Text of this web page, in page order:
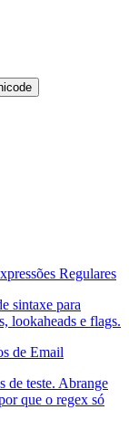
Regulares
sintaxe para
lookaheads e flags.
de Email
de teste. Abrange
que o regex só